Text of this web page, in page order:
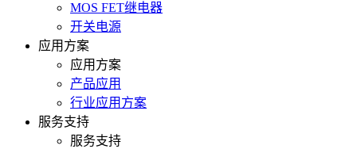
MOS FET继电器
开关电源
应用方案
应用方案
产品应用
行业应用方案
服务支持
服务支持